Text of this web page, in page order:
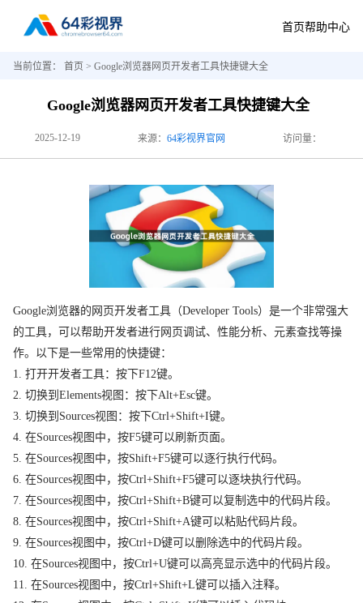
首页帮助中心
当前位置： 首页 > Google浏览器网页开发者工具快捷键大全
Google浏览器网页开发者工具快捷键大全
2025-12-19 来源： 64彩视界官网 访问量：
Google浏览器的网页开发者工具（Developer Tools）是一个非常强大
的工具，可以帮助开发者进行网页调试、性能分析、元素查找等操
作。以下是一些常用的快捷键：
1. 打开开发者工具：按下F12键。
2. 切换到Elements视图：按下Alt+Esc键。
3. 切换到Sources视图：按下Ctrl+Shift+I键。
4. 在Sources视图中，按F5键可以刷新页面。
5. 在Sources视图中，按Shift+F5键可以逐行执行代码。
6. 在Sources视图中，按Ctrl+Shift+F5键可以逐块执行代码。
7. 在Sources视图中，按Ctrl+Shift+B键可以复制选中的代码片段。
8. 在Sources视图中，按Ctrl+Shift+A键可以粘贴代码片段。
9. 在Sources视图中，按Ctrl+D键可以删除选中的代码片段。
10. 在Sources视图中，按Ctrl+U键可以高亮显示选中的代码片段。
11. 在Sources视图中，按Ctrl+Shift+L键可以插入注释。